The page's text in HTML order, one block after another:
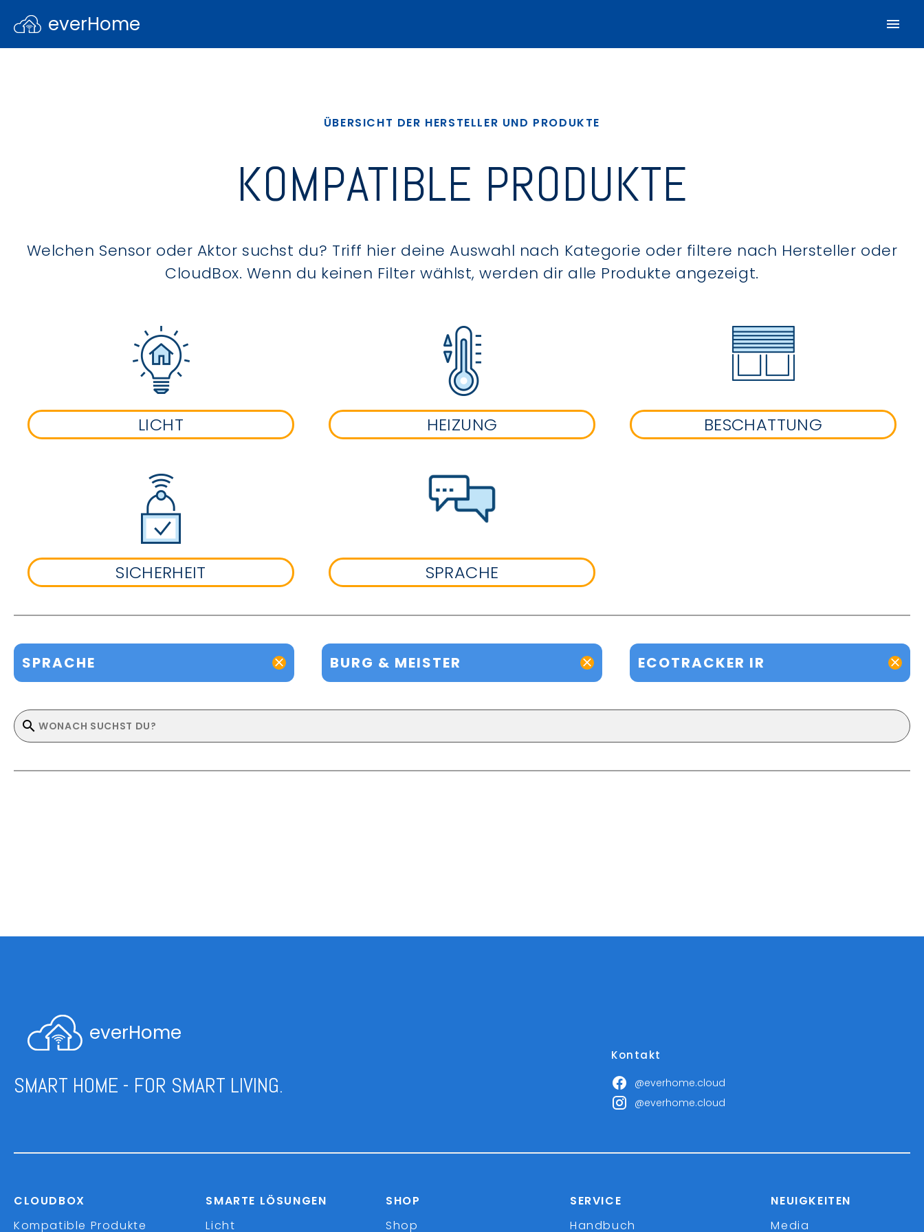
everHome
ÜBERSICHT DER HERSTELLER UND PRODUKTE
KOMPATIBLE PRODUKTE
Welchen Sensor oder Aktor suchst du? Triff hier deine Auswahl nach Kategorie oder filtere nach Hersteller oder
CloudBox. Wenn du keinen Filter wählst, werden dir alle Produkte angezeigt.
LICHT HEIZUNG BESCHATTUNG
SICHERHEIT SPRACHE
SPRACHE BURG & MEISTER ECOTRACKER IR
everHome
SMART HOME - FOR SMART LIVING.
Kontakt
@everhome.cloud
@everhome.cloud
CLOUDBOX
Kompatible Produkte
SMARTE LÖSUNGEN
Licht
SHOP
Shop
SERVICE
Handbuch
NEUIGKEITEN
Media